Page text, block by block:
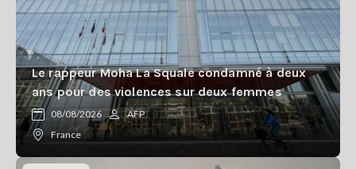
Le rappeur Moha La Squale condamné à deux
ans pour des violences sur deux femmes
08/08/2026
AFP
France